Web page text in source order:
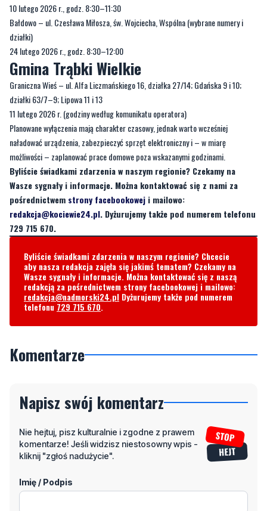
24 lutego 2026 r., godz. 8:30–12:00
Gmina Trąbki Wielkie
Graniczna Wieś – ul. Alfa Liczmańskiego 16, działka 27/14; Gdańska 9 i 10;
działki 63/7–9; Lipowa 11 i 13
11 lutego 2026 r. (godziny według komunikatu operatora)
Planowane wyłączenia mają charakter czasowy, jednak warto wcześniej
naładować urządzenia, zabezpieczyć sprzęt elektroniczny i – w miarę
możliwości – zaplanować prace domowe poza wskazanymi godzinami.
Byliście świadkami zdarzenia w naszym regionie? Czekamy na
Wasze sygnały i informacje. Można kontaktować się z nami za
pośrednictwemstrony facebookoweji mailowo:
redakcja@kociewie24.pl. Dyżurujemy także pod numerem telefonu
729 715 670.
Byliście świadkami zdarzenia w naszym regionie? Chcecie
aby nasza redakcja zajęła się jakimś tematem? Czekamy na
Wasze sygnały i informacje. Można kontaktować się z naszą
redakcja@nadmorski24.plDyżurujemy także pod numerem
telefonu729 715 670.
Komentarze
Napisz swój komentarz
komentarze! Jeśli widzisz niestosowny wpis -
kliknij "zgłoś nadużycie".
Imię / Podpis
Odpowiedz